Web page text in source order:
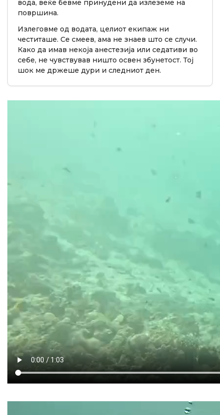
вода, веќе бевме принудени да излеземе на
површина.
Излеговме од водата, целиот екипаж ни
честиташе. Се смеев, ама не знаев што се случи.
Како да имав некоја анестезија или седативи во
себе, не чувствував ништо освен збунетост. Тој
шок ме држеше дури и следниот ден.